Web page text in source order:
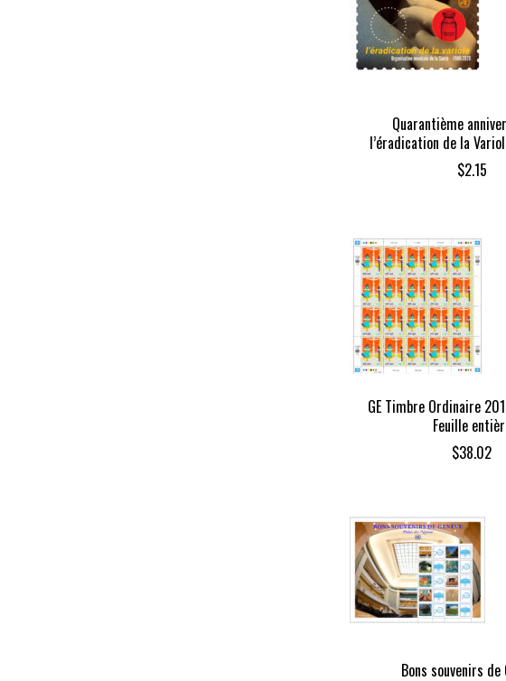
Quarantième
l’éradication de la
$2.15
GE Timbre Ordinaire
Feuille
$38.02
Bons souvenirs de